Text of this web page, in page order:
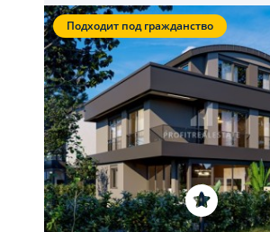
Подходит под гражданство